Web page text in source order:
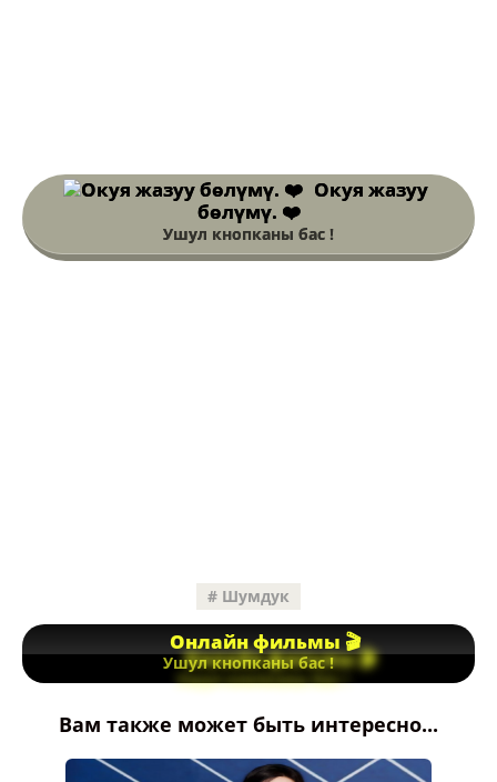
Окуя жазуу
бөлүмү. ❤️
Ушул кнопканы бас !
Шумдук
Онлайн фильмы 🎬
Ушул кнопканы бас !
Вам также может быть интересно...